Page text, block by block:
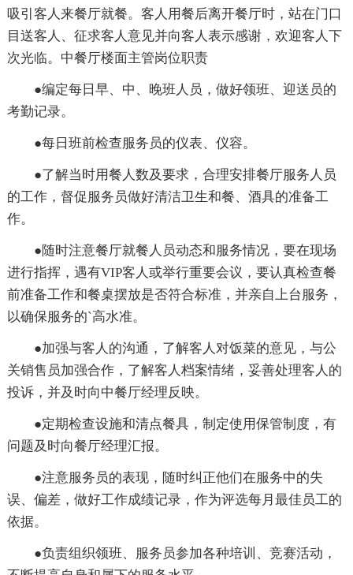
吸引客人来餐厅就餐。客人用餐后离开餐厅时，站在门口
目送客人、征求客人意见并向客人表示感谢，欢迎客人下
次光临。中餐厅楼面主管岗位职责
●编定每日早、中、晚班人员，做好领班、迎送员的
考勤记录。
●每日班前检查服务员的仪表、仪容。
●了解当时用餐人数及要求，合理安排餐厅服务人员
的工作，督促服务员做好清洁卫生和餐、酒具的准备工
作。
●随时注意餐厅就餐人员动态和服务情况，要在现场
进行指挥，遇有VIP客人或举行重要会议，要认真检查餐
前准备工作和餐桌摆放是否符合标准，并亲自上台服务，
以确保服务的`高水准。
●加强与客人的沟通，了解客人对饭菜的意见，与公
关销售员加强合作，了解客人档案情绪，妥善处理客人的
投诉，并及时向中餐厅经理反映。
●定期检查设施和清点餐具，制定使用保管制度，有
问题及时向餐厅经理汇报。
●注意服务员的表现，随时纠正他们在服务中的失
误、偏差，做好工作成绩记录，作为评选每月最佳员工的
依据。
●负责组织领班、服务员参加各种培训、竞赛活动，